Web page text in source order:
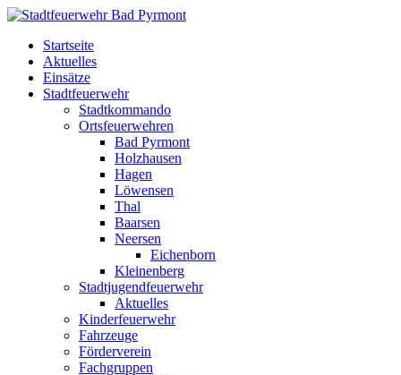
Startseite
Aktuelles
Einsätze
Stadtfeuerwehr
Stadtkommando
Ortsfeuerwehren
Bad Pyrmont
Holzhausen
Hagen
Löwensen
Thal
Baarsen
Neersen
Eichenborn
Kleinenberg
Stadtjugendfeuerwehr
Aktuelles
Kinderfeuerwehr
Fahrzeuge
Förderverein
Fachgruppen